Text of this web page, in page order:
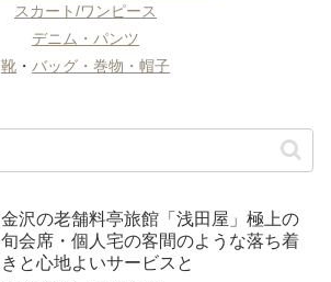
スカート/ワンピース
デニム・パンツ
靴 ・ バッグ・巻物・帽子
金沢の老舗料亭旅館「浅田屋」極上の
旬会席・個人宅の客間のような落ち着
きと心地よいサービスと